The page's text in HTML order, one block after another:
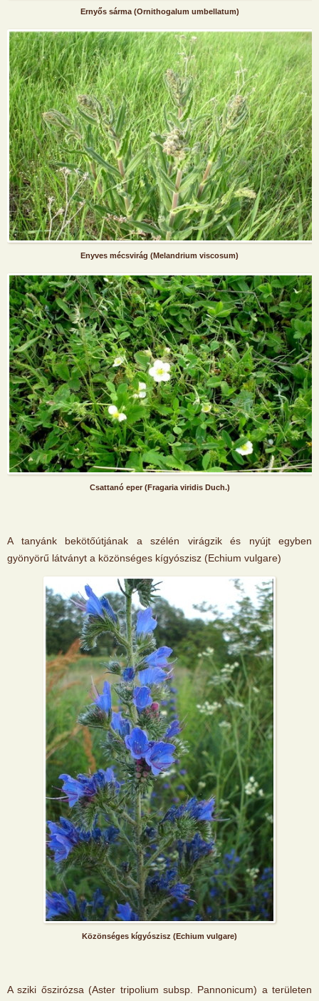
Ernyős sárma (Ornithogalum umbellatum)
Enyves mécsvirág (Melandrium viscosum)
Csattanó eper (Fragaria viridis Duch.)
A tanyánk bekötőútjának a szélén virágzik és nyújt egyben
gyönyörű látványt a közönséges kígyószisz (Echium vulgare)
Közönséges kígyószisz (Echium vulgare)
A sziki őszirózsa (Aster tripolium subsp. Pannonicum) a területen